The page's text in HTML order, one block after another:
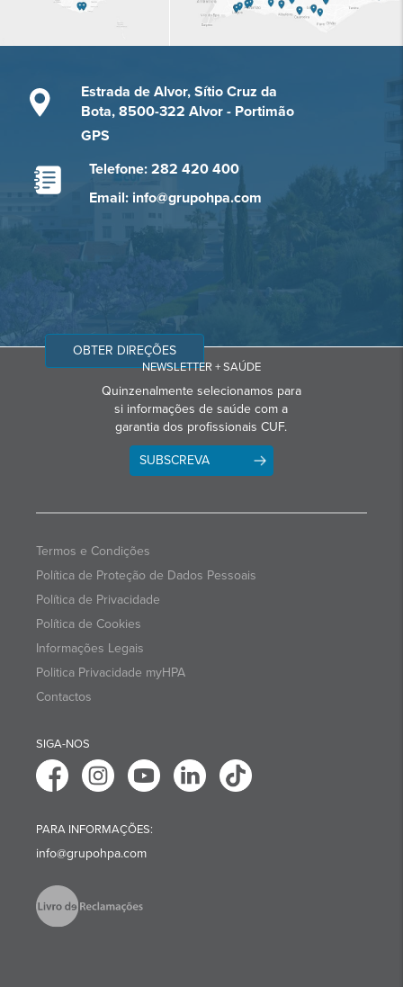
Estrada de Alvor, Sítio Cruz da
Bota, 8500-322 Alvor - Portimão
GPS
Telefone: 282 420 400
Email: info@grupohpa.com
OBTER DIREÇÕES
NEWSLETTER + SAÚDE
Quinzenalmente selecionamos para
si informações de saúde com a
garantia dos profissionais CUF.
SUBSCREVA
Termos e Condições
Política de Proteção de Dados Pessoais
Política de Privacidade
Política de Cookies
Informações Legais
Politica Privacidade myHPA
Contactos
SIGA-NOS
PARA INFORMAÇÕES:
info@grupohpa.com